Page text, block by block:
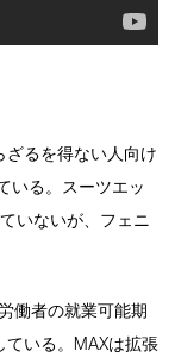
ざるを得ない人向け
いる。スーツエッ
いないが、フェニ
働者の就業可能期
いる。MAXは拡張